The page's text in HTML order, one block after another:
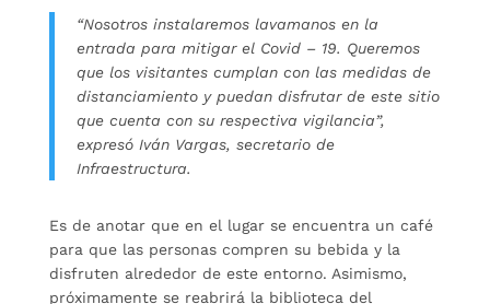
“Nosotros instalaremos lavamanos en la
entrada para mitigar el Covid – 19. Queremos
que los visitantes cumplan con las medidas de
distanciamiento y puedan disfrutar de este sitio
que cuenta con su respectiva vigilancia”,
expresó Iván Vargas, secretario de
Infraestructura.
Es de anotar que en el lugar se encuentra un café
para que las personas compren su bebida y la
disfruten alrededor de este entorno. Asimismo,
próximamente se reabrirá la biblioteca del